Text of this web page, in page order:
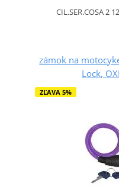
CIL.SER.COSA 2
zámok na
Lock,
ZĽAVA 5%